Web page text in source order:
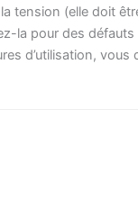
tension (elle doit
la pour des
d’utilisation, vous